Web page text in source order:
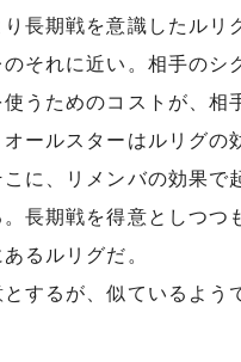
長期戦を意識したル
それに近い。相手のシ
うためのコストが、
ールスターはルリグ
に、リメンバの効果で
長期戦を得意としつつ
るルリグだ。
するが、似ているよう